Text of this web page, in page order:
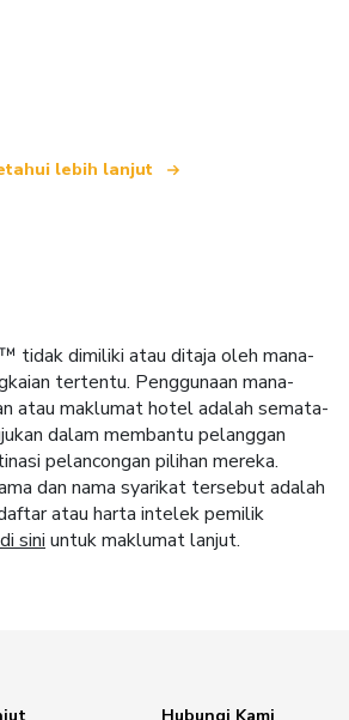
lebih lanjut
tidak dimiliki atau ditaja oleh mana-
tertentu. Penggunaan mana-
atau maklumat hotel adalah semata-
dalam membantu pelanggan
pelancongan pilihan mereka.
dan nama syarikat tersebut adalah
atau harta intelek pemilik
sini untuk maklumat lanjut.